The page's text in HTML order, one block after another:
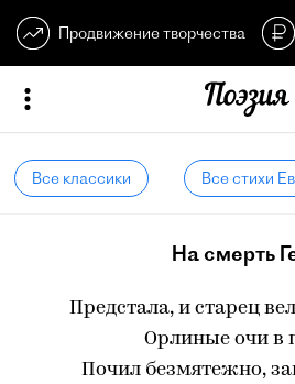
Продвижение творчества
Все классики Все стихи
На смерть
Предстала, и старец
Орлиные очи в
Почил безмятежно,